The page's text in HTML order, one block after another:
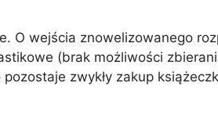
O wejścia znowelizowanego
(brak możliwości
zwykły zakup